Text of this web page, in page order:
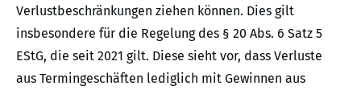
Verlustbeschränkungen ziehen können. Dies gilt
insbesondere für die Regelung des § 20 Abs. 6 Satz 5
EStG, die seit 2021 gilt. Diese sieht vor, dass Verluste
aus Termingeschäften lediglich mit Gewinnen aus